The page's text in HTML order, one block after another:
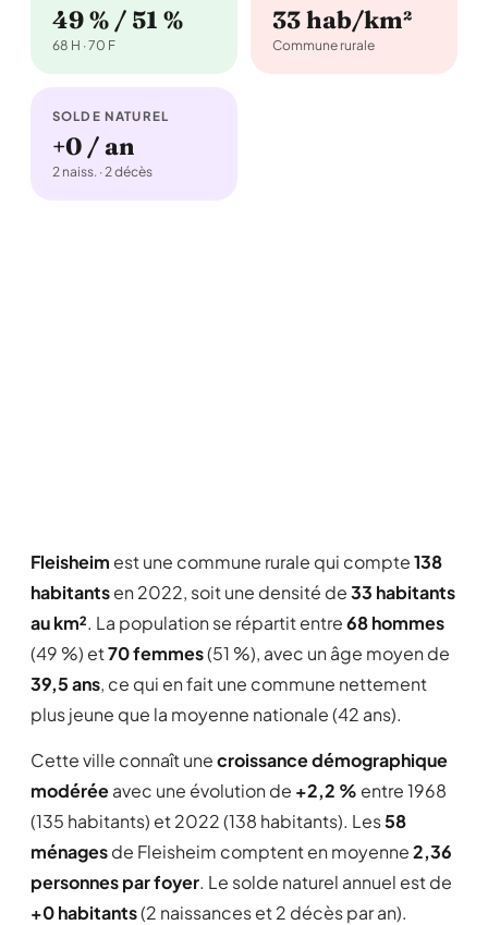
49 % / 51 %
68 H · 70 F
33 hab/km²
Commune rurale
SOLDE NATUREL
+0 / an
2 naiss. · 2 décès
Fleisheim est une commune rurale qui compte138
habitantsen 2022, soit une densité de33 habitants
au km². La population se répartit entre68 hommes
(49 %) et70 femmes(51 %), avec un âge moyen de
39,5 ans, ce qui en fait une commune nettement
plus jeune que la moyenne nationale (42 ans).
Cette ville connaît unecroissance démographique
modéréeavec une évolution de +2,2 % entre 1968
(135 habitants) et 2022 (138 habitants). Les58
ménagesde Fleisheim comptent en moyenne2,36
personnes par foyer. Le solde naturel annuel est de
+0 habitants(2 naissances et 2 décès par an).